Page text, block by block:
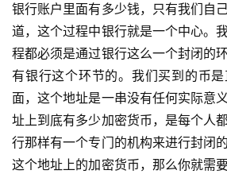
银行账户里面有多少钱，只有我们自
道，这个过程中银行就是一个中心。
程都必须是通过银行这么一个封闭的
有银行这个环节的。我们买到的币
面，这个地址是一串没有任何实际意
址上到底有多少加密货币，是每个人
行那样有一个专门的机构来进行封闭
这个地址上的加密货币，那么你就需